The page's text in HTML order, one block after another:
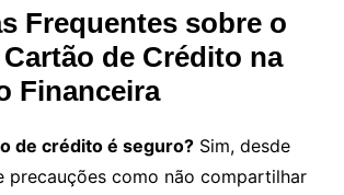
Frequentes sobre o
de Crédito na
Financeira
de crédito é seguro?Sim, desde
precauções como não compartilhar